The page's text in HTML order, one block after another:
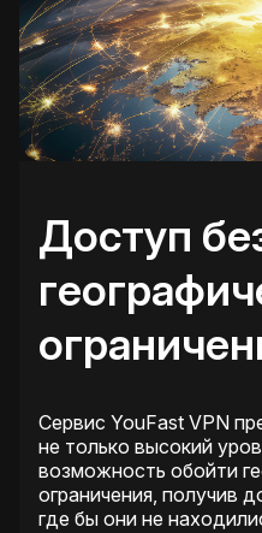
Доступ
Сервис YouFast VPN
не только высокий
возможность обойти
ограничения, получив
где бы они не